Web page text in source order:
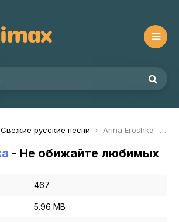
Свежие русские песни Arina Eroshka - Не обижайте любимых
- Не обижайте любимых
467
5.96 MB